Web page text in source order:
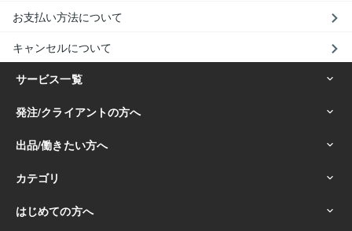
お支払い方法について
キャンセルについて